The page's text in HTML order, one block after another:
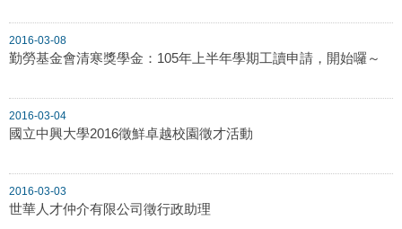
2016-03-08
勤勞基金會清寒獎學金：105年上半年學期工讀申請，開始囉～
2016-03-04
國立中興大學2016徵鮮卓越校園徵才活動
2016-03-03
世華人才仲介有限公司徵行政助理